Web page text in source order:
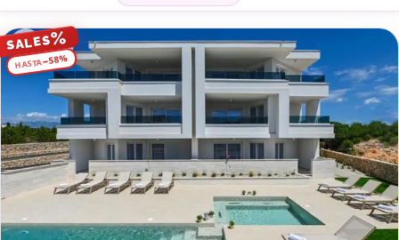
Seleccionar fechas…
HUÉSPEDES
2 OK
SALES%
HASTA−58%